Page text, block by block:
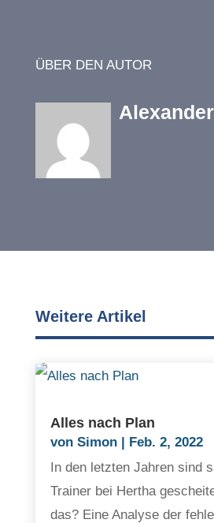
ÜBER DEN AUTOR
Weitere Artikel
Alles nach Plan
von Simon| Feb. 2, 2022
In den letzten Jahren sind
Trainer bei Hertha
das? Eine Analyse der